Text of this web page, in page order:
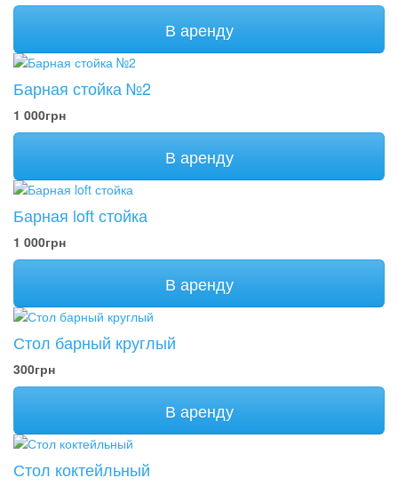
В аренду
Барная стойка №2
1 000грн
В аренду
Барная loft стойка
1 000грн
В аренду
Стол барный круглый
300грн
В аренду
Стол коктейльный